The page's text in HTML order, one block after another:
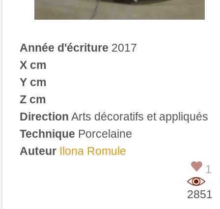
Année d'écriture 2017
X cm
Y cm
Z cm
Direction Arts décoratifs et appliqués
Technique Porcelaine
Auteur Ilona Romule
1
2851